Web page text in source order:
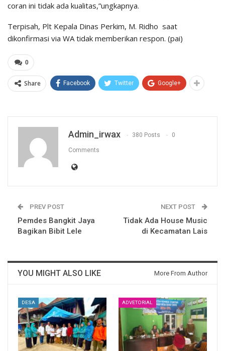
coran ini tidak ada kualitas,”ungkapnya.
Terpisah, Plt Kepala Dinas Perkim, M. Ridho saat
dikonfirmasi via WA tidak memberikan respon. (pai)
0
Share Facebook Twitter Google+
Admin_irwax 380 Posts 0
Comments
PREV POST
Pemdes Bangkit Jaya
Bagikan Bibit Lele
NEXT POST
Tidak Ada House Music
di Kecamatan Lais
YOU MIGHT ALSO LIKE More From Author
DESA ADVETORIAL